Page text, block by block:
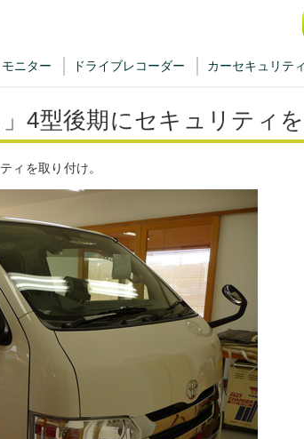
モニター ドライブレコーダー カーセキュリティ
4型後期にセキュリティを
ィを取り付け。